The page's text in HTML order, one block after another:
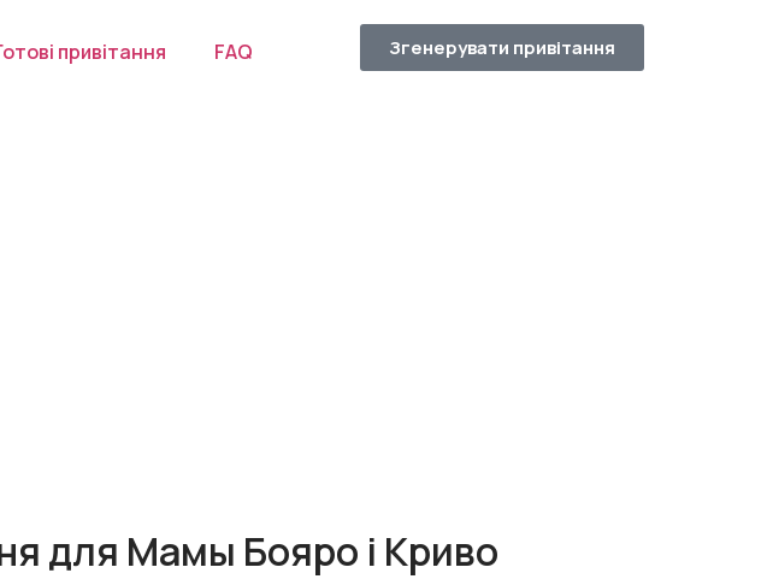
привітання FAQ Згенерувати привітання
для Мамы Бояро і Криво